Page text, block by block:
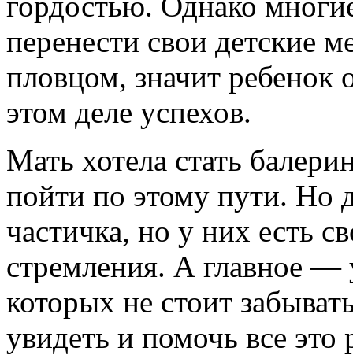
перенести свои детские
пловцом, значит ребенок
этом деле успехов.
Мать хотела стать
пойти по этому пути. Но
частичка, но у них есть
стремления. А главное —
которых не стоит
увидеть и помочь все это